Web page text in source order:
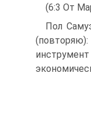
(6:3 От
Пол